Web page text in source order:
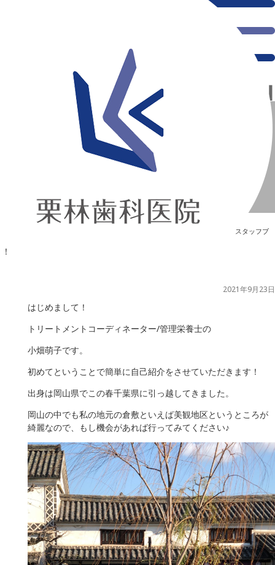
スタッフブ
2021年9月23日
はじめまして！
トリートメントコーディネーター/管理栄養士の
小畑萌子です。
初めてということで簡単に自己紹介をさせていただきます！
出身は岡山県でこの春千葉県に引っ越してきました。
岡山の中でも私の地元の倉敷といえば美観地区というところが
綺麗なので、もし機会があれば行ってみてください♪